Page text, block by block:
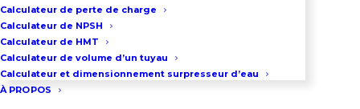
Calculateur de perte de charge
Calculateur de NPSH
Calculateur de HMT
Calculateur de volume d’un tuyau
Calculateur et dimensionnement surpresseur d’eau
À PROPOS